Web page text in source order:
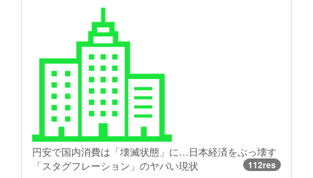
円安で国内消費は「壊滅状態」に…日本経済をぶっ壊す
「スタグフレーション」のヤバい現状
112res